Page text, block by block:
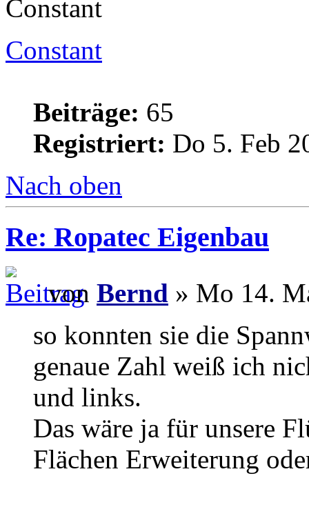
Constant
Constant
Beiträge: 65
Registriert: Do 5. Feb
Nach oben
Re: Ropatec Eigenbau
von Bernd » Mo 14.
so konnten sie die
genaue Zahl weiß ich
und links.
Das wäre ja für unsere
Flächen Erweiterung